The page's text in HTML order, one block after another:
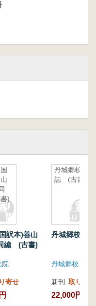
)
訳本)善山
編 (古書)
院
寄せ
丹城郷校
誌 (古書)
丹城郷校誌
丹城郷校
新刊 取り寄せ
22,000円